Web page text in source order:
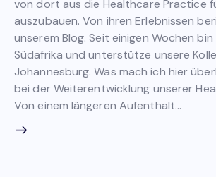
von dort aus die Healthcare Practice
auszubauen. Von ihren Erlebnissen
unserem Blog. Seit einigen Wochen bin
Südafrika und unterstütze unsere
Johannesburg. Was mach ich hier
bei der Weiterentwicklung unserer
Von einem längeren Aufenthalt…